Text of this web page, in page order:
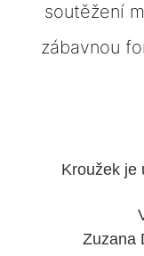
soutěžení
zábavnou
Kroužek je
Zuzana